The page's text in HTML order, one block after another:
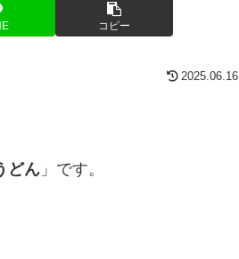
コピー
2025.06.16
どん 」です。